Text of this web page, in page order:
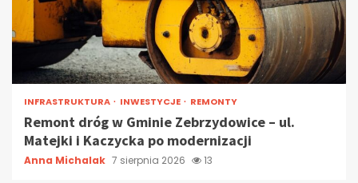
INFRASTRUKTURA INWESTYCJE REMONTY
Remont dróg w Gminie Zebrzydowice – ul.
Matejki i Kaczycka po modernizacji
Anna Michalak 7 sierpnia 2026 13